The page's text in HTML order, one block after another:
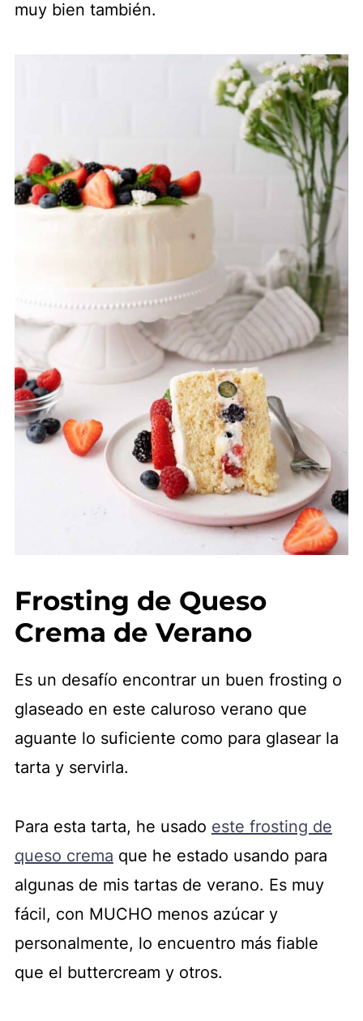
muy bien también.
Frosting de Queso
Crema de Verano
Es un desafío encontrar un buen frosting o
glaseado en este caluroso verano que
aguante lo suficiente como para glasear la
tarta y servirla.
Para esta tarta, he usado este frosting de
queso crema que he estado usando para
algunas de mis tartas de verano. Es muy
fácil, con MUCHO menos azúcar y
personalmente, lo encuentro más fiable
que el buttercream y otros.